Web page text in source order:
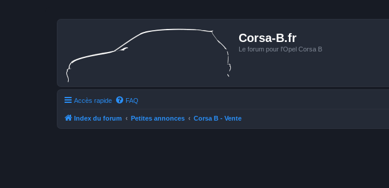
Corsa-B.fr
Le forum pour l'Opel Corsa B
Accès rapide FAQ
Index du forum Petites annonces Corsa B - Vente